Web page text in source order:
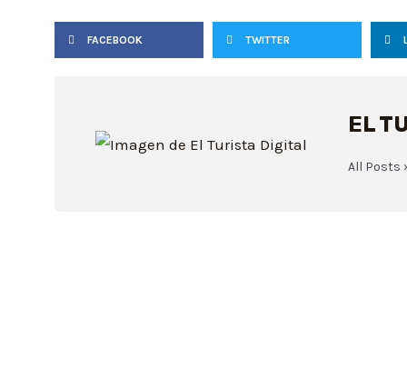
FACEBOOK TWITTER
EL
All Posts